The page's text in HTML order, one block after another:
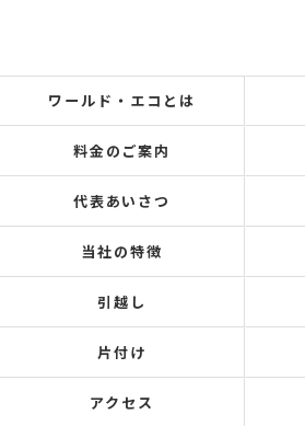
ワールド・エコとは
料金のご案内
代表あいさつ
当社の特徴
引越し
片付け
アクセス